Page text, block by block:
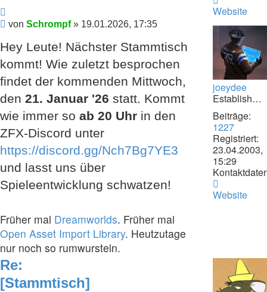
von
Website
Beitrag
von Schrompf» 19.01.2026, 17:35
Hey Leute! Nächster Stammtisch
kommt! Wie zuletzt besprochen
findet der kommenden Mittwoch,
den 21. Januar '26 statt. Kommt
wie immer so ab 20 Uhr in den
ZFX-Discord unter
https://discord.gg/Nch7Bg7YE3
und lasst uns über
Spieleentwicklung schwatzen!
Früher mal Dreamworlds. Früher mal
Open Asset Import Library. Heutzutage
nur noch so rumwursteln.
joeydee
Establishment
Beiträge:
1227
Registriert:
23.04.2003,
15:29
von
Website
Re:
[Stammtisch]